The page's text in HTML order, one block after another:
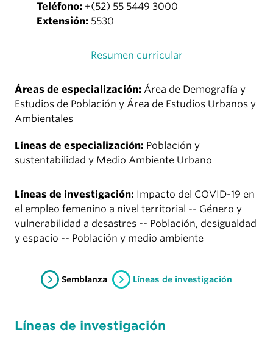
Teléfono: +(52) 55 5449 3000
Extensión: 5530
Resumen curricular
Áreas de especialización: Área de Demografía y
Estudios de Población y Área de Estudios Urbanos y
Ambientales
Líneas de especialización: Población y
sustentabilidad y Medio Ambiente Urbano
Líneas de investigación: Impacto del COVID-19 en
el empleo femenino a nivel territorial -- Género y
vulnerabilidad a desastres -- Población, desigualdad
y espacio -- Población y medio ambiente
Semblanza Líneas de investigación
Líneas de investigación